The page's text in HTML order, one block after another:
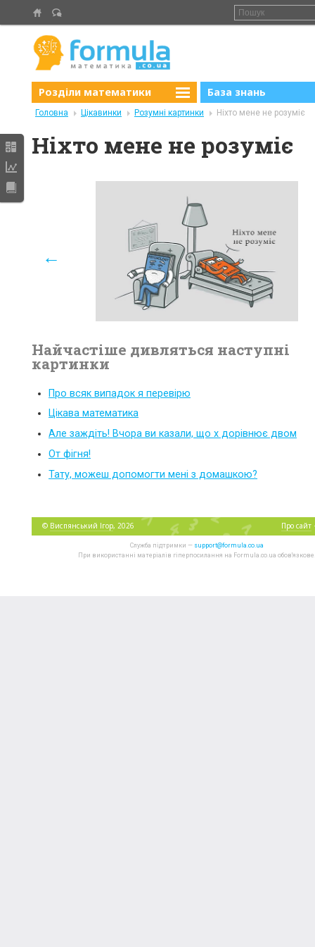
Розділи математики База знань
Головна Цікавинки Розумні картинки Ніхто мене не розуміє
Ніхто мене не розуміє
←
Найчастіше дивляться наступні
картинки
Про всяк випадок я перевірю
Цікава математика
Але заждіть! Вчора ви казали, що x дорівнює двом
От фігня!
Тату, можеш допомогти мені з домашкою?
© Виспянський Ігор, 2026 Про сайт
Служба підтримки — support@formula.co.ua
При використанні матеріалів гіперпосилання на Formula.co.ua обов'язкове.